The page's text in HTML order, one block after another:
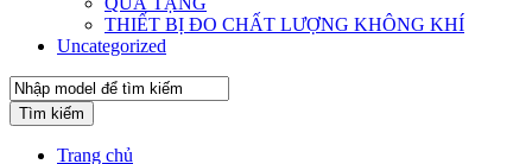
THIẾT BỊ ĐO CHẤT LƯỢNG KHÔNG KHÍ
Uncategorized
Tìm kiếm
Trang chủ